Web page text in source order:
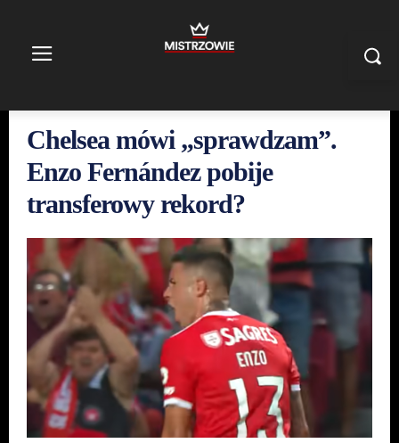
Chelsea mówi „sprawdzam”.
Enzo Fernández pobije
transferowy rekord?